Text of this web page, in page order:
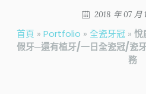
2018 年 07 月
首頁 »Portfolio »全瓷牙冠 »悅
假牙─還有植牙/一日全瓷冠/瓷
務